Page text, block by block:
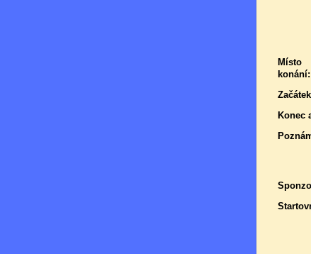
Místo
konání:
Konec